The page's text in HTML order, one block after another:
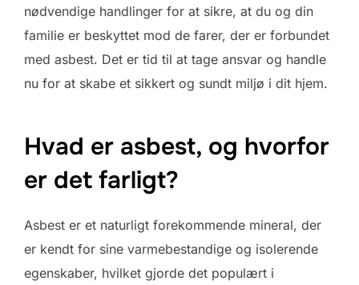
nødvendige handlinger for at sikre, at du og din
familie er beskyttet mod de farer, der er forbundet
med asbest. Det er tid til at tage ansvar og handle
nu for at skabe et sikkert og sundt miljø i dit hjem.
Hvad er asbest, og hvorfor
er det farligt?
Asbest er et naturligt forekommende mineral, der
er kendt for sine varmebestandige og isolerende
egenskaber, hvilket gjorde det populært i